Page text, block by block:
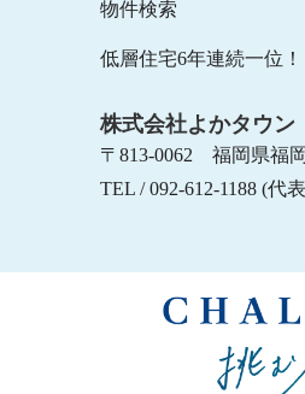
物件検索
低層住宅6年連続一位！
株式会社よかタウン
〒813-0062 福岡県福
TEL / 092-612-1188 (代